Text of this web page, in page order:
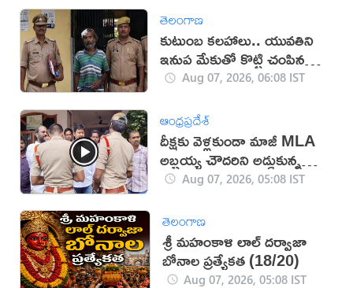
తెలంగాణ
కుటుంబ కలహాలు.. యువతిని
ఇనుప మేకుతో కొట్టి చంపిన
తండ్రిAug 07, 2026, 06:08 IST
ఆంధ్రప్రదేశ్
దీక్షకు వెళ్లకుండా మాజీ MLA
అబ్బ‌య్య చౌద‌రిని అడ్డుకున్న
పోలీసులు (వీడియో)
Aug 07, 2026, 05:08 IST
తెలంగాణ
శ్రీ మహంకాళి లాల్ దర్వాజా
బోనాల ప్రత్యేకత (18/20)
Aug 07, 2026, 05:08 IST